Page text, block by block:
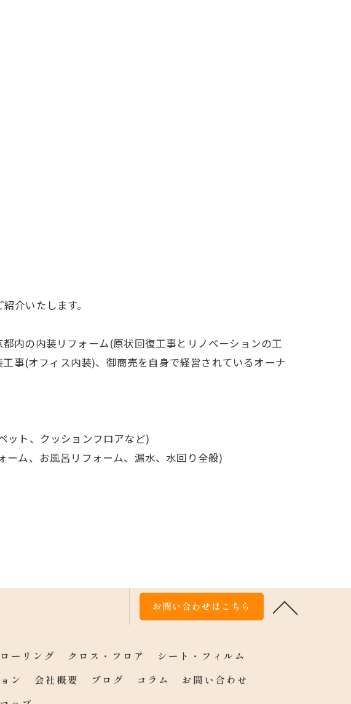
介いたします。
内の内装リフォーム(原状回復工事とリノベーションの工
事(オフィス内装)、御商売を自身で経営されているオーナ
ット、クッションフロアなど)
ーム、お風呂リフォーム、漏水、水回り全般)
お問い合わせはこちら
ーリング クロス・フロア
シート・フィルム
ン 会社概要 ブログ コラム
お問い合わせ